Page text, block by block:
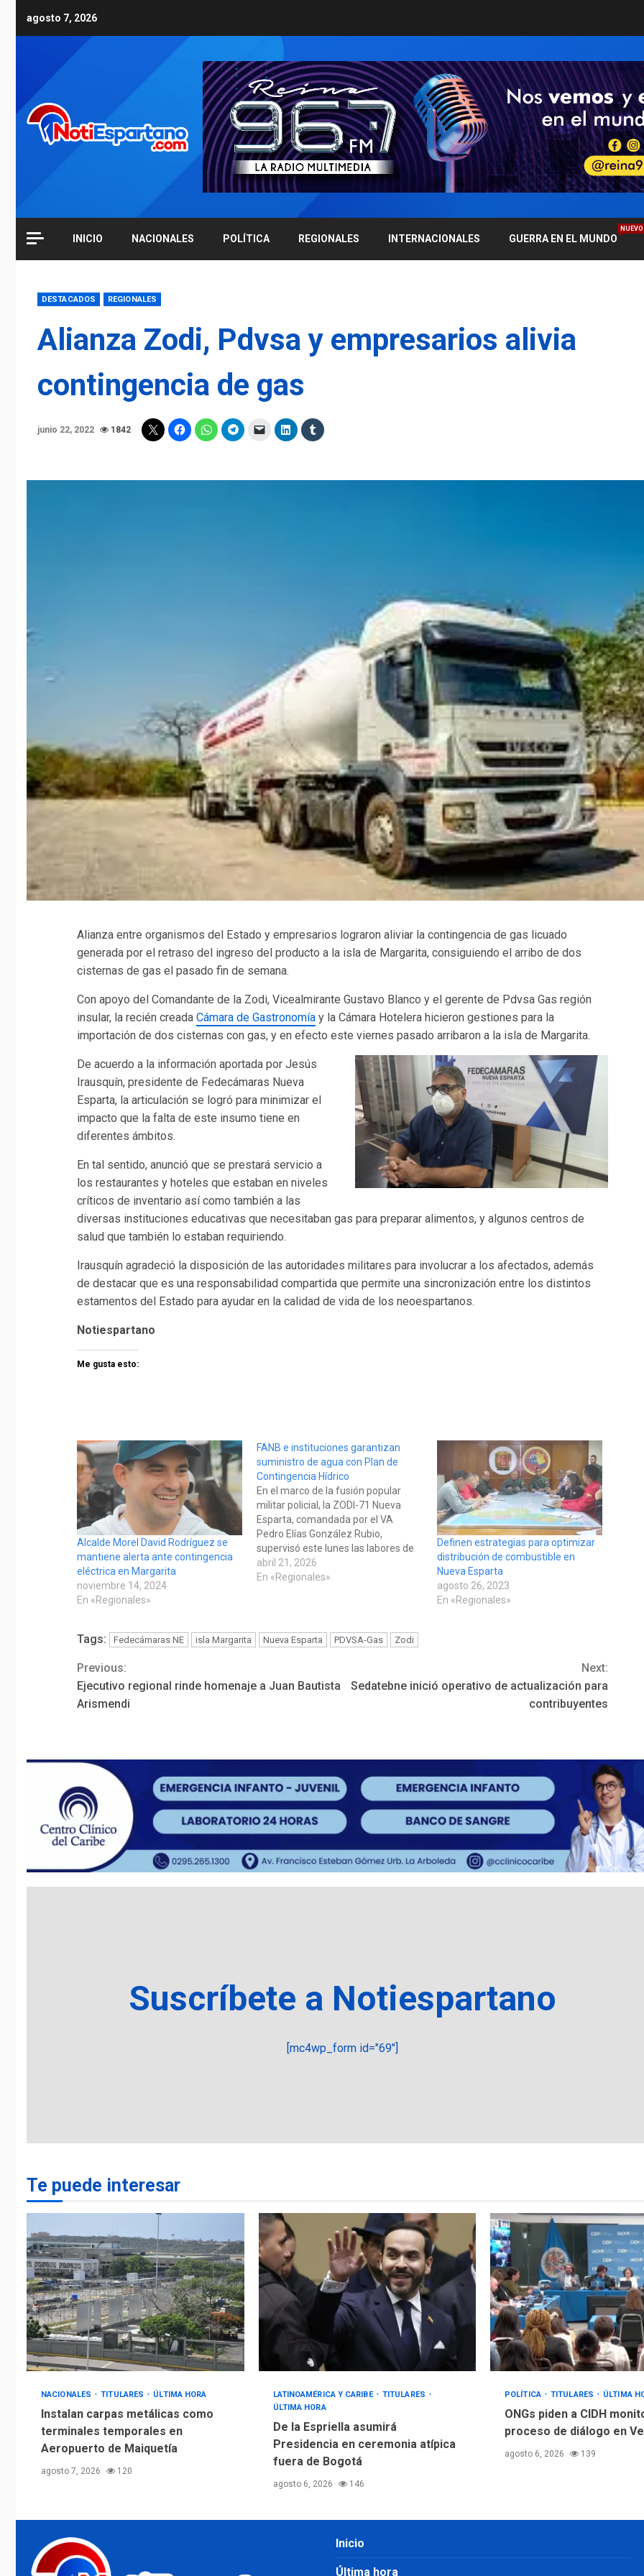
agosto 7, 2026
INICIO NACIONALES POLÍTICA REGIONALES INTERNACIONALES GUERRA EN EL MUNDO
NUEVO
DESTACADOS REGIONALES
Alianza Zodi, Pdvsa y empresarios alivia
contingencia de gas
junio 22, 2022 1842
Alianza entre organismos del Estado y empresarios lograron aliviar la contingencia de gas licuado
generada por el retraso del ingreso del producto a la isla de Margarita, consiguiendo el arribo de dos
cisternas de gas el pasado fin de semana.
Con apoyo del Comandante de la Zodi, Vicealmirante Gustavo Blanco y el gerente de Pdvsa Gas región
insular, la recién creada Cámara de Gastronomía y la Cámara Hotelera hicieron gestiones para la
importación de dos cisternas con gas, y en efecto este viernes pasado arribaron a la isla de Margarita.
De acuerdo a la información aportada por Jesús
Irausquín, presidente de Fedecámaras Nueva
Esparta, la articulación se logró para minimizar el
impacto que la falta de este insumo tiene en
diferentes ámbitos.
En tal sentido, anunció que se prestará servicio a
los restaurantes y hoteles que estaban en niveles
críticos de inventario así como también a las
diversas instituciones educativas que necesitaban gas para preparar alimentos, y algunos centros de
salud que también lo estaban requiriendo.
Irausquín agradeció la disposición de las autoridades militares para involucrar a los afectados, además
de destacar que es una responsabilidad compartida que permite una sincronización entre los distintos
estamentos del Estado para ayudar en la calidad de vida de los neoespartanos.
Notiespartano
Me gusta esto:
Alcalde Morel David Rodríguez se
mantiene alerta ante contingencia
eléctrica en Margarita
noviembre 14, 2024
En «Regionales»
FANB e instituciones garantizan
suministro de agua con Plan de
Contingencia Hídrico
En el marco de la fusión popular
militar policial, la ZODI-71 Nueva
Esparta, comandada por el VA
Pedro Elías González Rubio,
supervisó este lunes las labores de
distribución de agua potable para
las comunidades, que se realiza a
abril 21, 2026
En «Regionales»
Definen estrategias para optimizar
distribución de combustible en
Nueva Esparta
agosto 26, 2023
En «Regionales»
Tags: Fedecámaras NE isla Margarita Nueva Esparta PDVSA-Gas Zodi
Continue
Reading
Previous:
Ejecutivo regional rinde homenaje a Juan Bautista
Arismendi
Next:
Sedatebne inició operativo de actualización para
contribuyentes
Suscríbete a Notiespartano
[mc4wp_form id="69"]
Te puede interesar
NACIONALES TITULARES ÚLTIMA HORA
Instalan carpas metálicas como
terminales temporales en
Aeropuerto de Maiquetía
agosto 7, 2026 120
LATINOAMÉRICA Y CARIBE
TITULARES
ÚLTIMA HORA
De la Espriella asumirá
Presidencia en ceremonia atípica
fuera de Bogotá
agosto 6, 2026 146
POLÍTICA TITULARES ÚLTIMA
ONGs piden a CIDH
proceso de diálogo en
agosto 6, 2026 139
Inicio
Última hora